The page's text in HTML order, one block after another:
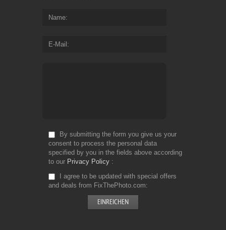
Name
E-Mail
By submitting the form you give us your
consent to process the personal data
specified by you in the fields above according
to our Privacy Policy
I agree to be updated with special offers
and deals from FixThePhoto.com